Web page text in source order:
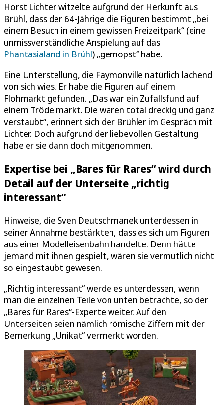
Horst Lichter witzelte aufgrund der Herkunft aus
Brühl, dass der 64-Jährige die Figuren bestimmt „bei
einem Besuch in einem gewissen Freizeitpark“ (eine
unmissverständliche Anspielung auf das
Phantasialand in Brühl) „gemopst“ habe.
Eine Unterstellung, die Faymonville natürlich lachend
von sich wies. Er habe die Figuren auf einem
Flohmarkt gefunden. „Das war ein Zufallsfund auf
einem Trödelmarkt. Die waren total dreckig und ganz
verstaubt“, erinnert sich der Brühler im Gespräch mit
Lichter. Doch aufgrund der liebevollen Gestaltung
habe er sie dann doch mitgenommen.
Expertise bei „Bares für Rares“ wird durch
Detail auf der Unterseite „richtig
interessant“
Hinweise, die Sven Deutschmanek unterdessen in
seiner Annahme bestärkten, dass es sich um Figuren
aus einer Modelleisenbahn handelte. Denn hätte
jemand mit ihnen gespielt, wären sie vermutlich nicht
so eingestaubt gewesen.
„Richtig interessant“ werde es unterdessen, wenn
man die einzelnen Teile von unten betrachte, so der
„Bares für Rares“-Experte weiter. Auf den
Unterseiten seien nämlich römische Ziffern mit der
Bemerkung „Unikat“ vermerkt worden.